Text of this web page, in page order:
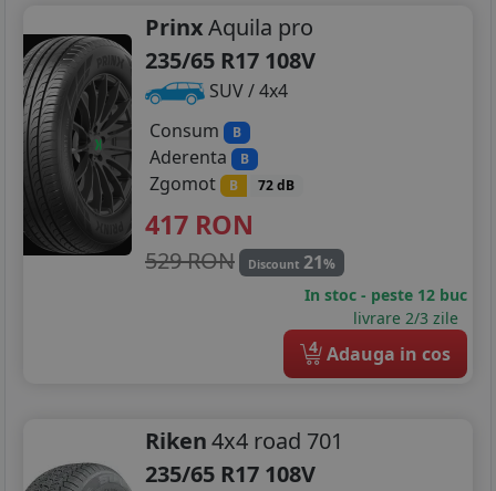
PrinxAquila pro
235/65 R17 108V
SUV / 4x4
Consum
B
Aderenta B
Zgomot B 72 dB
417 RON
529 RON Discount 21%
In stoc - peste 12 buc
livrare 2/3 zile
4 Adauga in cos
Riken4x4 road 701
235/65 R17 108V